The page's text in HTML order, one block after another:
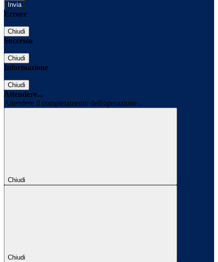
Errore
Chiudi
Successo
Chiudi
Informazione
Chiudi
Attendere...
Attendere il completamento dell'operazione...
Chiudi
Chiudi